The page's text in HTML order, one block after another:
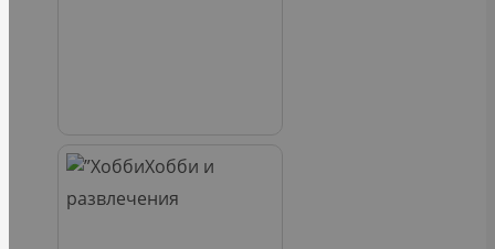
Хобби и
развлечения